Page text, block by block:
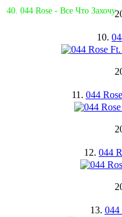
40. 044 Rose - Все Что Захочу
10.
11. 044
12. 044
13.